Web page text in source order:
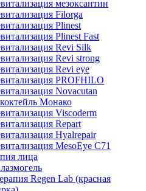
мезоксантин
Filorga
Plinest
Plinest Fast
Revi Silk
Revi strong
Revi eye
PROFHILO
Novacutan
Монако
Viscoderm
Repart
Hyalrepair
MesoEye C71
лица
Regen Lab (красная